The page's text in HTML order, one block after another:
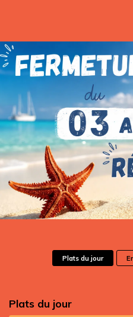
Plats du jour
Plats du jour